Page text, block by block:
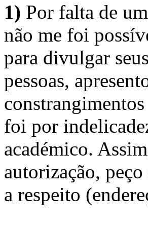
1) Por falta de
não me foi
para divulgar
pessoas,
foi por
académico.
autorização,
a respeito